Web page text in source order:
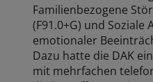
Familienbezogene
(F91.0+G) und
emotionaler
Dazu hatte die DAK
mit mehrfachen